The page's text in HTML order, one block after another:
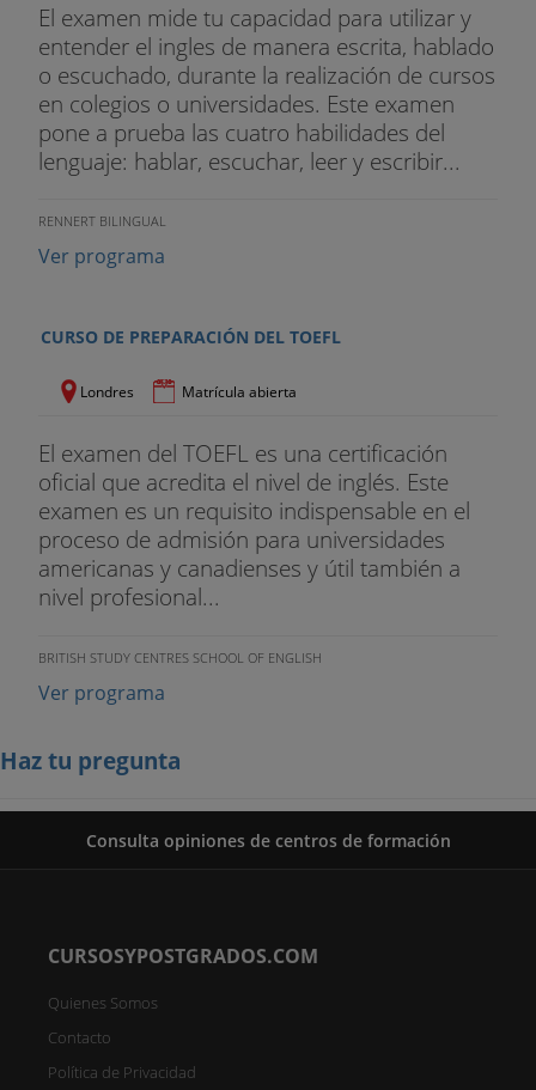
El examen mide tu capacidad para utilizar y
entender el ingles de manera escrita, hablado
o escuchado, durante la realización de cursos
en colegios o universidades. Este examen
pone a prueba las cuatro habilidades del
lenguaje: hablar, escuchar, leer y escribir...
RENNERT BILINGUAL
Ver programa
CURSO DE PREPARACIÓN DEL TOEFL
Londres Matrícula abierta
El examen del TOEFL es una certificación
oficial que acredita el nivel de inglés. Este
examen es un requisito indispensable en el
proceso de admisión para universidades
americanas y canadienses y útil también a
nivel profesional...
BRITISH STUDY CENTRES SCHOOL OF ENGLISH
Ver programa
Haz tu pregunta
Consulta opiniones de centros de formación
CURSOSYPOSTGRADOS.COM
Quienes Somos
Contacto
Política de Privacidad